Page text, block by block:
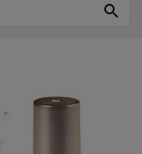
search